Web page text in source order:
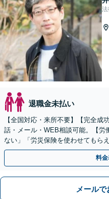
退職金未払い
【全国対応・来所不要】【完全成
話・メール・WEB相談可能。【労
ない」「労災保険を使わせてもら
い。損害賠償請求したい」など労
料
メール